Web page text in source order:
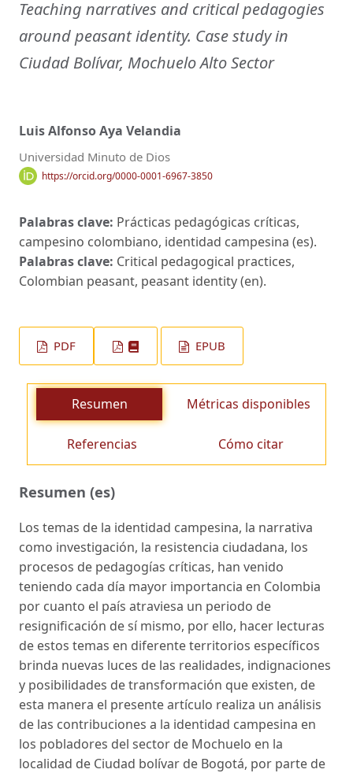
Teaching narratives and critical pedagogies
around peasant identity. Case study in
Ciudad Bolívar, Mochuelo Alto Sector
Luis Alfonso Aya Velandia
Universidad Minuto de Dios
https://orcid.org/0000-0001-6967-3850
Palabras clave: Prácticas pedagógicas críticas,
campesino colombiano, identidad campesina (es).
Palabras clave: Critical pedagogical practices,
Colombian peasant, peasant identity (en).
PDF EPUB
Resumen Métricas disponibles
Referencias Cómo citar
Resumen (es)
Los temas de la identidad campesina, la narrativa
como investigación, la resistencia ciudadana, los
procesos de pedagogías críticas, han venido
teniendo cada día mayor importancia en Colombia
por cuanto el país atraviesa un periodo de
resignificación de sí mismo, por ello, hacer lecturas
de estos temas en diferente territorios específicos
brinda nuevas luces de las realidades, indignaciones
y posibilidades de transformación que existen, de
esta manera el presente artículo realiza un análisis
de las contribuciones a la identidad campesina en
los pobladores del sector de Mochuelo en la
localidad de Ciudad bolívar de Bogotá, por parte de